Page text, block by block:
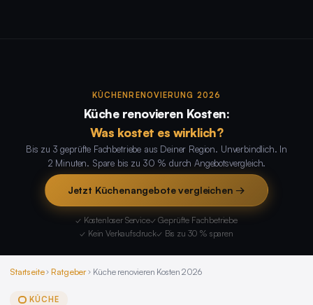
KÜCHENRENOVIERUNG 2026
Küche renovieren Kosten:
Was kostet es wirklich?
Bis zu 3 geprüfte Fachbetriebe aus Deiner Region. Unverbindlich. In
2 Minuten. Spare bis zu 30 % durch Angebotsvergleich.
Jetzt Küchenangebote vergleichen →
✓ Kostenloser Service✓ Geprüfte Fachbetriebe
✓ Kein Verkaufsdruck✓ Bis zu 30 % sparen
Startseite Ratgeber Küche renovieren Kosten 2026
KÜCHE